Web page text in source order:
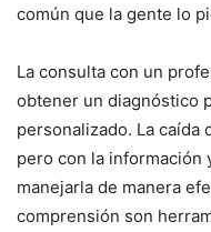
común que la gente lo
La consulta con un
obtener un diagnóstico
personalizado. La caída
pero con la información
manejarla de manera
comprensión son